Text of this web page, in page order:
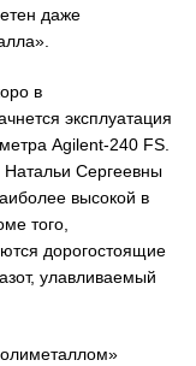
даже
в
эксплуатация
Agilent-240 FS.
Сергеевны
высокой в
того,
дорогостоящие
улавливаемый